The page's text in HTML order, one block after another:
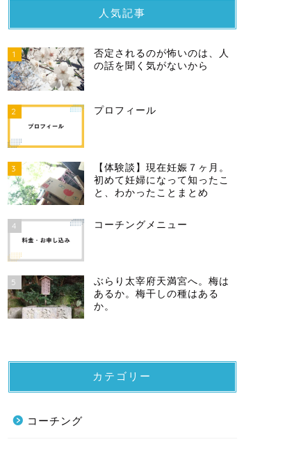
人気記事
1
否定されるのが怖いのは、人
の話を聞く気がないから
2 プロフィール
3
【体験談】現在妊娠７ヶ月。
初めて妊婦になって知ったこ
と、わかったことまとめ
4 コーチングメニュー
5
ぶらり太宰府天満宮へ。梅は
あるか。梅干しの種はある
か。
カテゴリー
コーチング